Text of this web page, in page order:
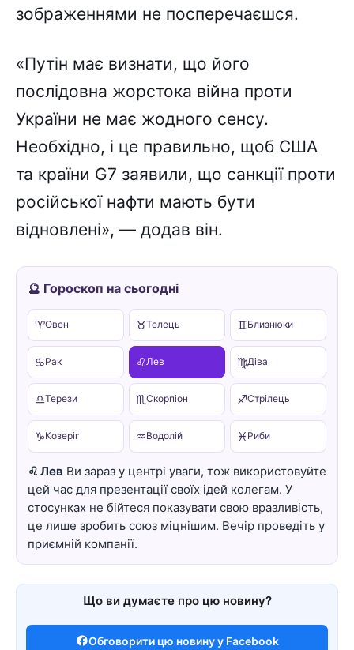
зображеннями не посперечаєшся.
«Путін має визнати, що його
послідовна жорстока війна проти
України не має жодного сенсу.
Необхідно, і це правильно, щоб США
та країни G7 заявили, що санкції проти
російської нафти мають бути
відновлені», — додав він.
🔮 Гороскоп на сьогодні
♈Овен ♉Телець ♊Близнюки
♋Рак ♌Лев ♍Діва
♎Терези ♏ Скорпіон ♐Стрілець
♑Козеріг ♒Водолій ♓ Риби
♌ Лев Ви зараз у центрі уваги, тож використовуйте
цей час для презентації своїх ідей колегам. У
стосунках не бійтеся показувати свою вразливість,
це лише зробить союз міцнішим. Вечір проведіть у
приємній компанії.
Що ви думаєте про цю новину?
Обговорити цю новину у Facebook